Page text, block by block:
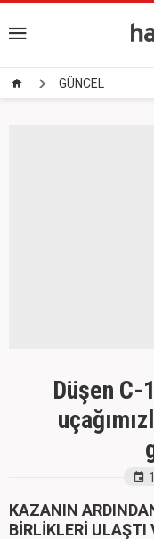
GÜNCEL
Düşen
KAZANIN
BİRLİKLERİ ULAŞTI